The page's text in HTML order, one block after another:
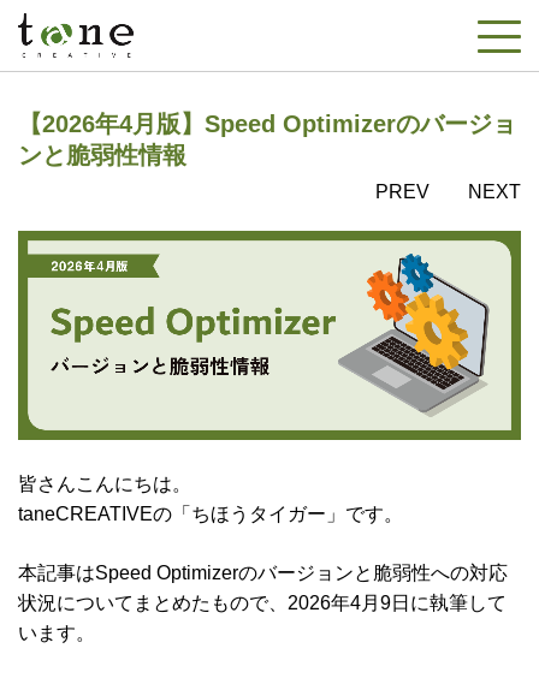
【2026年4月版】Speed Optimizerのバージョ
ンと脆弱性情報
PREV NEXT
皆さんこんにちは。
taneCREATIVEの「ちほうタイガー」です。
本記事はSpeed Optimizerのバージョンと脆弱性への対応
状況についてまとめたもので、2026年4月9日に執筆して
います。